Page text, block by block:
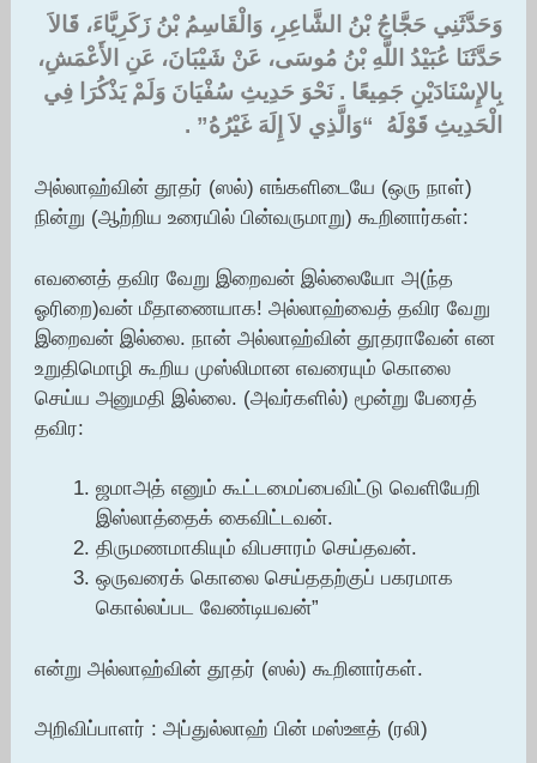
وَحَدَّثَنِي حَجَّاجُ بْنُ الشَّاعِرِ، وَالْقَاسِمُ بْنُ زَكَرِيَّاءَ، قَالاَ
حَدَّثَنَا عُبَيْدُ اللَّهِ بْنُ مُوسَى، عَنْ شَيْبَانَ، عَنِ الأَعْمَشِ،
بِالإِسْنَادَيْنِ جَمِيعًا ‏.‏ نَحْوَ حَدِيثِ سُفْيَانَ وَلَمْ يَذْكُرَا فِي
الْحَدِيثِ قَوْلَهُ ‏ “‏وَالَّذِي لاَ إِلَهَ غَيْرُهُ‏”‏ ‏.‏
அல்லாஹ்வின் தூதர் (ஸல்) எங்களிடையே (ஒரு நாள்)
நின்று (ஆற்றிய உரையில் பின்வருமாறு) கூறினார்கள்:
எவனைத் தவிர வேறு இறைவன் இல்லையோ அ(ந்த
ஓரிறை)வன் மீதாணையாக! அல்லாஹ்வைத் தவிர வேறு
இறைவன் இல்லை. நான் அல்லாஹ்வின் தூதராவேன் என
உறுதிமொழி கூறிய முஸ்லிமான எவரையும் கொலை
செய்ய அனுமதி இல்லை. (அவர்களில்) மூன்று பேரைத்
தவிர:
ஜமாஅத் எனும் கூட்டமைப்பைவிட்டு வெளியேறி
இஸ்லாத்தைக் கைவிட்டவன்.
திருமணமாகியும் விபசாரம் செய்தவன்.
ஒருவரைக் கொலை செய்ததற்குப் பகரமாக
கொல்லப்பட வேண்டியவன்”
என்று அல்லாஹ்வின் தூதர் (ஸல்) கூறினார்கள்.
அறிவிப்பாளர் : அப்துல்லாஹ் பின் மஸ்ஊத் (ரலி)